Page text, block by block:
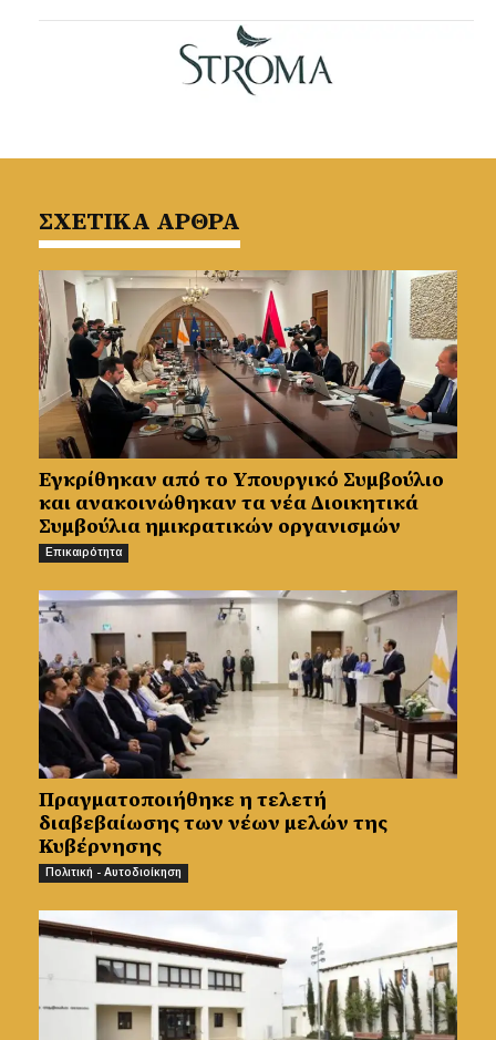
ΣΧΕΤΙΚΑ ΑΡΘΡΑ
Εγκρίθηκαν από το Υπουργικό Συμβούλιο
και ανακοινώθηκαν τα νέα Διοικητικά
Συμβούλια ημικρατικών οργανισμών
Επικαιρότητα
Πραγματοποιήθηκε η τελετή
διαβεβαίωσης των νέων μελών της
Κυβέρνησης
Πολιτική - Αυτοδιοίκηση